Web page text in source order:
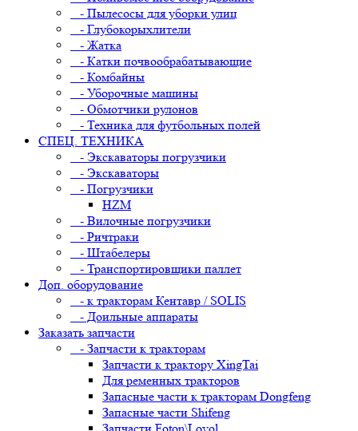
- Пылесосы для уборки улиц
- Глубокорыхлители
- Жатка
- Катки почвообрабатывающие
- Комбайны
- Уборочные машины
- Обмотчики рулонов
- Техника для футбольных полей
СПЕЦ. ТЕХНИКА
- Экскаваторы погрузчики
- Экскаваторы
- Погрузчики
HZM
- Вилочные погрузчики
- Ричтраки
- Штабелеры
- Транспортировщики паллет
Доп. оборудование
- к тракторам Кентавр / SOLIS
- Доильные аппараты
Заказать запчасти
- Запчасти к тракторам
Запчасти к трактору XingTai
Для ременных тракторов
Запасные части к тракторам Dongfeng
Запасные части Shifeng